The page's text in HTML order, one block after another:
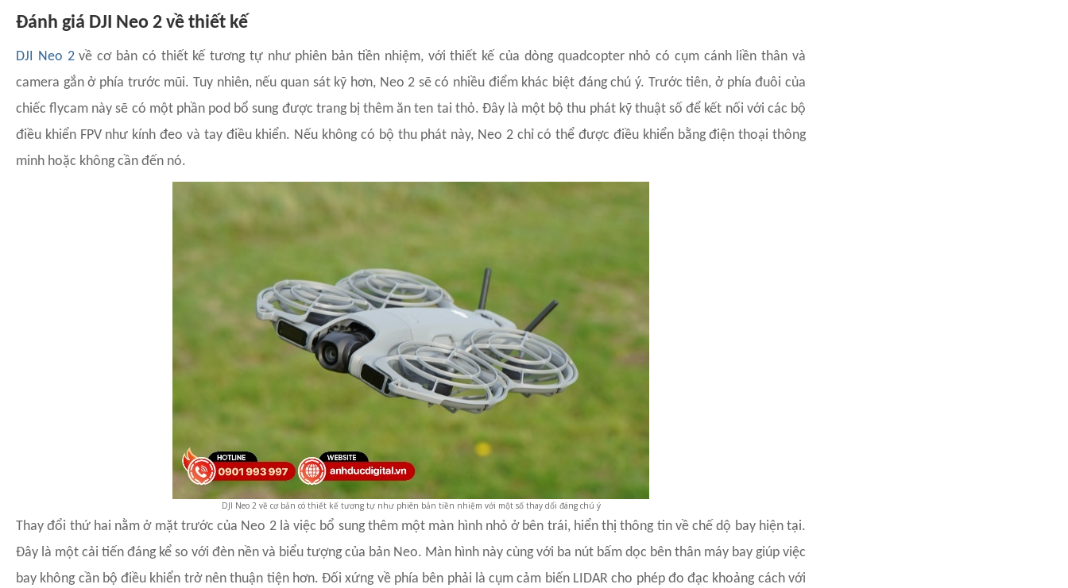
Đánh giá DJI Neo 2 về thiết kế
DJI Neo 2về cơ bản có thiết kế tương tự như phiên bản tiền nhiệm, với thiết kế của dòng quadcopter nhỏ có cụm cánh liền thân và
camera gắn ở phía trước mũi. Tuy nhiên, nếu quan sát kỹ hơn, Neo 2 sẽ có nhiều điểm khác biệt đáng chú ý. Trước tiên, ở phía đuôi của
chiếc flycam này sẽ có một phần pod bổ sung được trang bị thêm ăn ten tai thỏ. Đây là một bộ thu phát kỹ thuật số để kết nối với các bộ
điều khiển FPV như kính đeo và tay điều khiển. Nếu không có bộ thu phát này, Neo 2 chỉ có thể được điều khiển bằng điện thoại thông
minh hoặc không cần đến nó.
DJI Neo 2 về cơ bản có thiết kế tương tự như phiên bản tiền nhiệm với một số thay dổi đáng chú ý
Thay đổi thứ hai nằm ở mặt trước của Neo 2 là việc bổ sung thêm một màn hình nhỏ ở bên trái, hiển thị thông tin về chế dộ bay hiện tại.
Đây là một cải tiến đáng kể so với đèn nền và biểu tượng của bản Neo. Màn hình này cùng với ba nút bấm dọc bên thân máy bay giúp việc
bay không cần bộ điều khiển trở nên thuận tiện hơn. Đối xứng về phía bên phải là cụm cảm biến LIDAR cho phép đo đạc khoảng cách với